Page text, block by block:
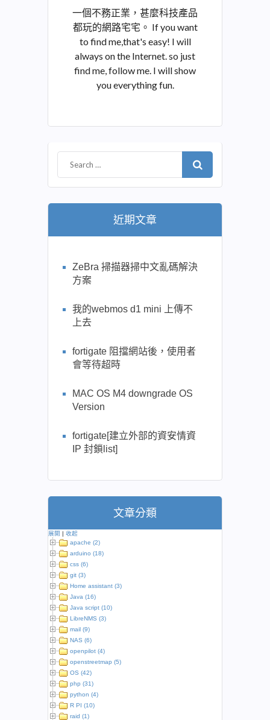
一個不務正業，甚麼科技產品
都玩的網路宅宅。 If you want
to find me,that's easy! I will
always on the Internet. so just
find me, follow me. I will show
you everything fun.
近期文章
ZeBra 掃描器掃中文亂碼解決
方案
我的webmos d1 mini 上傳不
上去
fortigate 阻擋網站後，使用者
會等待超時
MAC OS M4 downgrade OS
Version
fortigate[建立外部的資安情資
IP 封鎖list]
文章分類
展開 | 收起
apache (2)
arduino (18)
css (6)
git (3)
Home assistant (3)
Java (16)
Java script (10)
LibreNMS (3)
mail (9)
NAS (6)
openpilot (4)
openstreetmap (5)
OS (42)
php (31)
python (4)
R PI (10)
raid (1)